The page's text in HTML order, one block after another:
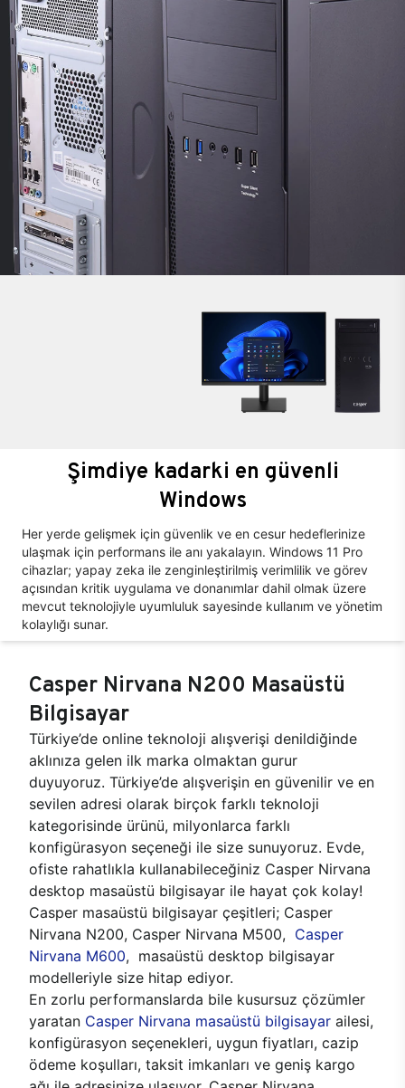
Şimdiye kadarki en güvenli
Windows
Her yerde gelişmek için güvenlik ve en cesur hedeflerinize
ulaşmak için performans ile anı yakalayın. Windows 11 Pro
cihazlar; yapay zeka ile zenginleştirilmiş verimlilik ve görev
açısından kritik uygulama ve donanımlar dahil olmak üzere
mevcut teknolojiyle uyumluluk sayesinde kullanım ve yönetim
kolaylığı sunar.
Casper Nirvana N200 Masaüstü
Bilgisayar
Türkiye’de online teknoloji alışverişi denildiğinde
aklınıza gelen ilk marka olmaktan gurur
duyuyoruz. Türkiye’de alışverişin en güvenilir ve en
sevilen adresi olarak birçok farklı teknoloji
kategorisinde ürünü, milyonlarca farklı
konfigürasyon seçeneği ile size sunuyoruz. Evde,
ofiste rahatlıkla kullanabileceğiniz Casper Nirvana
desktop masaüstü bilgisayar ile hayat çok kolay!
Casper masaüstü bilgisayar çeşitleri; Casper
Nirvana N200, Casper Nirvana M500, Casper
Nirvana M600, masaüstü desktop bilgisayar
modelleriyle size hitap ediyor.
En zorlu performanslarda bile kusursuz çözümler
yaratan Casper Nirvana masaüstü bilgisayar ailesi,
konfigürasyon seçenekleri, uygun fiyatları, cazip
ödeme koşulları, taksit imkanları ve geniş kargo